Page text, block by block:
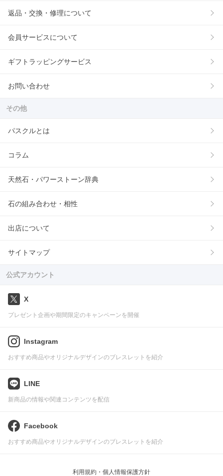
返品・交換・修理について
会員サービスについて
ギフトラッピングサービス
お問い合わせ
その他
パスクルとは
コラム
天然石・パワーストーン辞典
石の組み合わせ・相性
出店について
サイトマップ
公式アカウント
X
プレゼント企画や期間限定のキャンペーンを開催
Instagram
おすすめ商品やオリジナルデザインのブレスレットを紹介
LINE
新商品の情報や関連コンテンツを配信
Facebook
おすすめ商品やオリジナルデザインのブレスレットを紹介
利用規約・個人情報保護方針